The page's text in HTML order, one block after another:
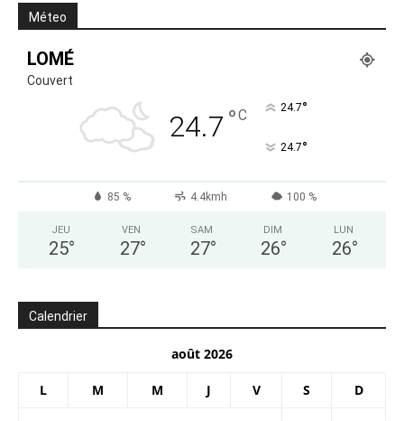
Méteo
LOMÉ
Couvert
24.7 °C 24.7°
24.7°
85 % 4.4kmh 100 %
JEU
25°
VEN
27°
SAM
27°
DIM
26°
LUN
26°
Calendrier
août 2026
L M M J V S D